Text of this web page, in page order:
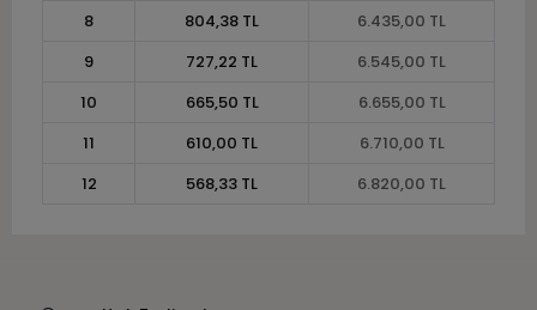
8
804,38 TL
6.435,00 TL
9
727,22 TL
6.545,00 TL
10
665,50 TL
6.655,00 TL
11
610,00 TL
6.710,00 TL
12
568,33 TL 6.820,00 TL